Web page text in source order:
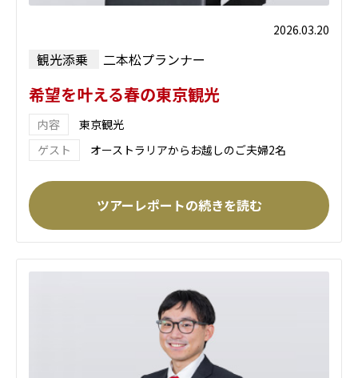
2026.03.20
観光添乗 二本松プランナー
希望を叶える春の東京観光
東京観光
オーストラリアからお越しのご夫婦2名
ツアーレポートの続きを読む